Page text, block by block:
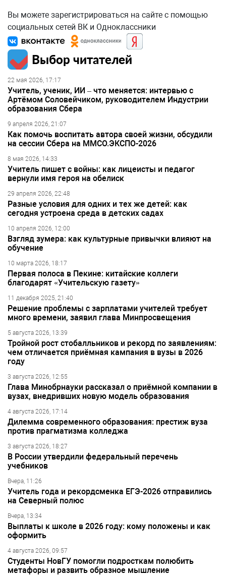
Вы можете зарегистрироваться на сайте с помощью
социальных сетей ВК и Одноклассники
Выбор читателей
22 мая 2026, 17:17
Учитель, ученик, ИИ – что меняется: интервью с
Артёмом Соловейчиком, руководителем Индустрии
образования Сбера
9 апреля 2026, 21:07
Как помочь воспитать автора своей жизни, обсудили
на сессии Сбера на ММСО.ЭКСПО-2026
8 мая 2026, 14:33
Учитель пишет с войны: как лицеисты и педагог
вернули имя героя на обелиск
29 апреля 2026, 22:48
Разные условия для одних и тех же детей: как
сегодня устроена среда в детских садах
10 апреля 2026, 12:00
Взгляд зумера: как культурные привычки влияют на
обучение
10 марта 2026, 18:17
Первая полоса в Пекине: китайские коллеги
благодарят «Учительскую газету»
11 декабря 2025, 21:40
Решение проблемы с зарплатами учителей требует
много времени, заявил глава Минпросвещения
5 августа 2026, 13:39
Тройной рост стобалльников и рекорд по заявлениям:
чем отличается приёмная кампания в вузы в 2026
году
3 августа 2026, 12:55
Глава Минобрнауки рассказал о приёмной компании в
вузах, внедривших новую модель образования
4 августа 2026, 17:14
Дилемма современного образования: престиж вуза
против прагматизма колледжа
3 августа 2026, 18:27
В России утвердили федеральный перечень
учебников
Вчера, 11:26
Учитель года и рекордсменка ЕГЭ-2026 отправились
на Северный полюс
Вчера, 13:34
Выплаты к школе в 2026 году: кому положены и как
оформить
4 августа 2026, 09:57
Студенты НовГУ помогли подросткам полюбить
метафоры и развить образное мышление